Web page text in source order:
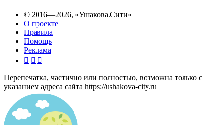
© 2016—2026, «Ушакова.Сити»
О проекте
Правила
Помощь
Реклама
  
Перепечатка, частично или полностью, возможна только с
указанием адреса сайта https://ushakova-city.ru